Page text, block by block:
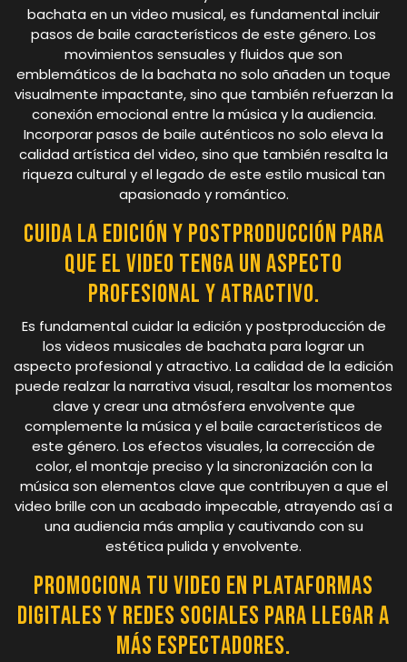
bachata en un video musical, es fundamental incluir
pasos de baile característicos de este género. Los
movimientos sensuales y fluidos que son
emblemáticos de la bachata no solo añaden un toque
visualmente impactante, sino que también refuerzan la
conexión emocional entre la música y la audiencia.
Incorporar pasos de baile auténticos no solo eleva la
calidad artística del video, sino que también resalta la
riqueza cultural y el legado de este estilo musical tan
apasionado y romántico.
Cuida la edición y postproducción para
que el video tenga un aspecto
profesional y atractivo.
Es fundamental cuidar la edición y postproducción de
los videos musicales de bachata para lograr un
aspecto profesional y atractivo. La calidad de la edición
puede realzar la narrativa visual, resaltar los momentos
clave y crear una atmósfera envolvente que
complemente la música y el baile característicos de
este género. Los efectos visuales, la corrección de
color, el montaje preciso y la sincronización con la
música son elementos clave que contribuyen a que el
video brille con un acabado impecable, atrayendo así a
una audiencia más amplia y cautivando con su
estética pulida y envolvente.
Promociona tu video en plataformas
digitales y redes sociales para llegar a
más espectadores.